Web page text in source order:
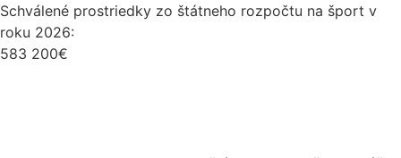
Schválené prostriedky zo štátneho rozpočtu na šport v
roku 2026:
583 200€